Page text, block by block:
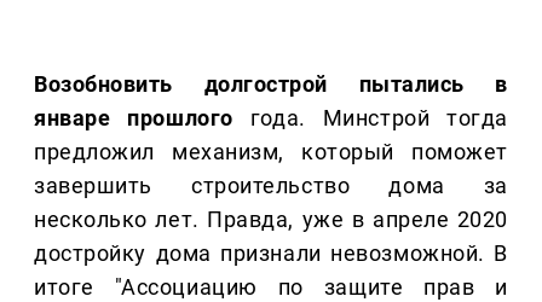
Возобновить долгострой пытались в
январе прошлого года. Минстрой тогда
предложил механизм, который поможет
завершить строительство дома за
несколько лет. Правда, уже в апреле 2020
достройку дома признали невозможной. В
итоге "Ассоциацию по защите прав и